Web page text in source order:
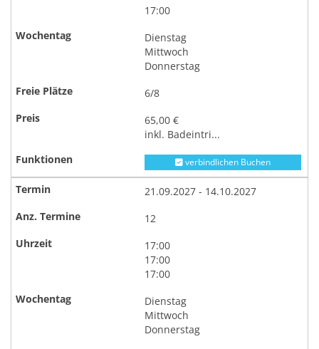
17:00
Dienstag
Mittwoch
Donnerstag
6/8
65,00 €
inkl. Badeintri...
verbindlichen Buchen
21.09.2027 - 14.10.2027
12
17:00
17:00
17:00
Dienstag
Mittwoch
Donnerstag